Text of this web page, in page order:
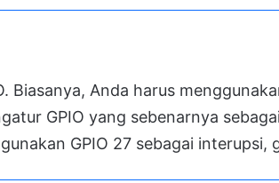
Biasanya, Anda harus
GPIO yang sebenarnya
GPIO 27 sebagai interupsi,